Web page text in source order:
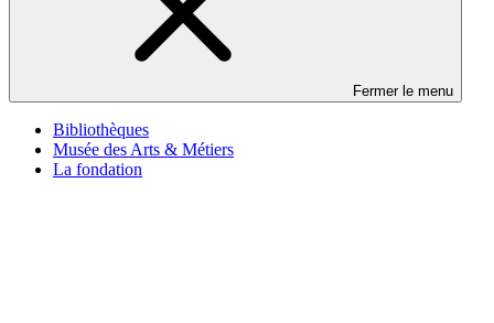
Fermer le menu
Bibliothèques
Musée des Arts & Métiers
La fondation